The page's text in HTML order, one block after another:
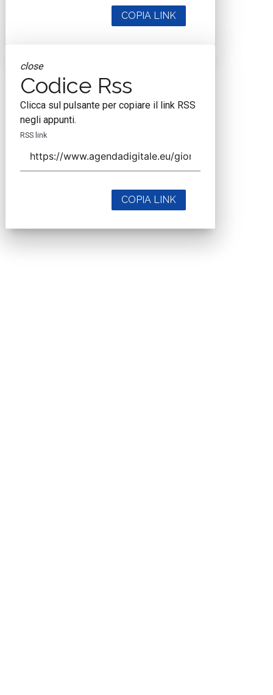
COPIA LINK
close
Codice Rss
Clicca sul pulsante per copiare il link RSS
negli appunti.
RSS link
COPIA LINK